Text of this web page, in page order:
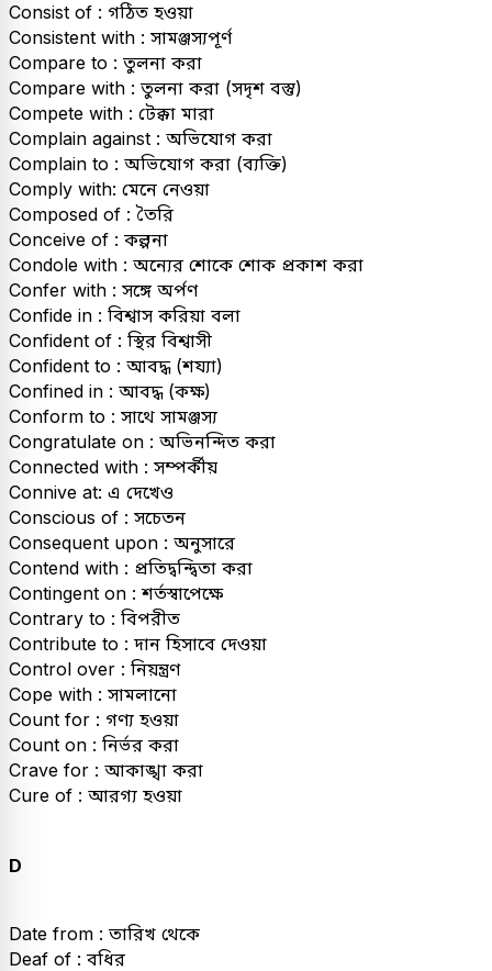
Consist of : গঠিত হওয়া
Consistent with : সামঞ্জস্যপূর্ণ
Compare to : তুলনা করা
Compare with : তুলনা করা (সদৃশ বস্তু)
Compete with : টেক্কা মারা
Complain against : অভিযোগ করা
Complain to : অভিযোগ করা (ব্যক্তি)
Comply with: মেনে নেওয়া
Composed of : তৈরি
Conceive of : কল্পনা
Condole with : অন্যের শোকে শোক প্রকাশ করা
Confer with : সঙ্গে অৰ্পণ
Confide in : বিশ্বাস করিয়া বলা
Confident of : স্থির বিশ্বাসী
Confident to : আবদ্ধ (শয্যা)
Confined in : আবদ্ধ (কক্ষ)
Conform to : সাথে সামঞ্জস্য
Congratulate on : অভিনন্দিত করা
Connected with : সম্পৰ্কীয়
Connive at: এ দেখেও
Conscious of : সচেতন
Consequent upon : অনুসারে
Contend with : প্রতিদ্বন্দ্বিতা করা
Contingent on : শর্তস্বাপেক্ষে
Contrary to : বিপরীত
Contribute to : দান হিসাবে দেওয়া
Control over : নিয়ন্ত্ৰণ
Cope with : সামলানো
Count for : গণ্য হওয়া
Count on : নির্ভর করা
Crave for : আকাঙ্খা করা
Cure of : আরগ্য হওয়া
D
Date from : তারিখ থেকে
Deaf of : বধির